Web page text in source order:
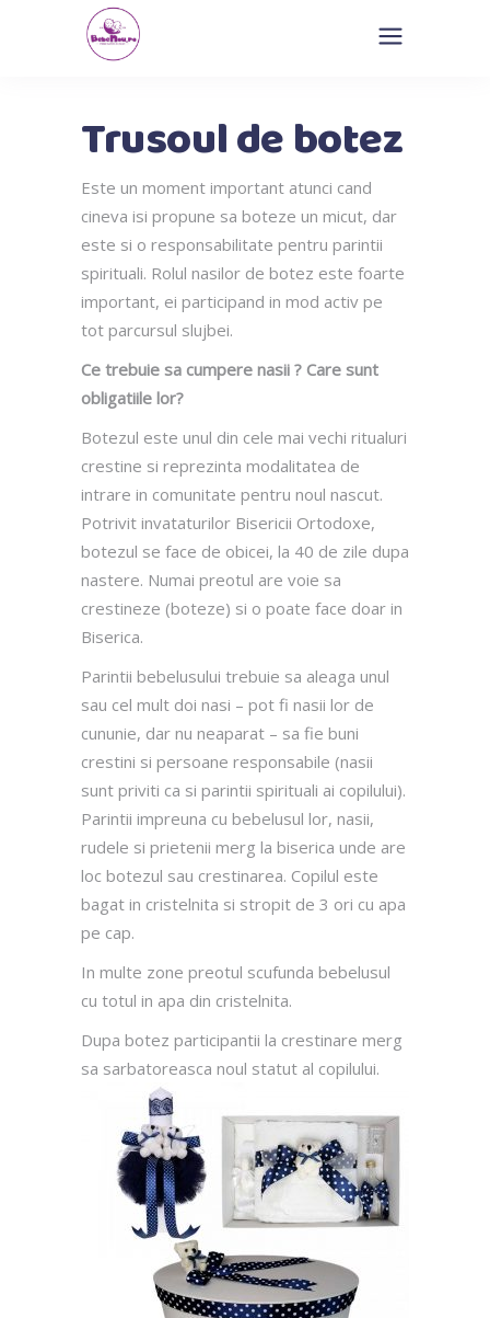
Trusoul de botez
Este un moment important atunci cand
cineva isi propune sa boteze un micut, dar
este si o responsabilitate pentru parintii
spirituali. Rolul nasilor de botez este foarte
important, ei participand in mod activ pe
tot parcursul slujbei.
Ce trebuie sa cumpere nasii ? Care sunt
obligatiile lor?
Botezul este unul din cele mai vechi ritualuri
crestine si reprezinta modalitatea de
intrare in comunitate pentru noul nascut.
Potrivit invataturilor Bisericii Ortodoxe,
botezul se face de obicei, la 40 de zile dupa
nastere. Numai preotul are voie sa
crestineze (boteze) si o poate face doar in
Biserica.
Parintii bebelusului trebuie sa aleaga unul
sau cel mult doi nasi – pot fi nasii lor de
cununie, dar nu neaparat – sa fie buni
crestini si persoane responsabile (nasii
sunt priviti ca si parintii spirituali ai copilului).
Parintii impreuna cu bebelusul lor, nasii,
rudele si prietenii merg la biserica unde are
loc botezul sau crestinarea. Copilul este
bagat in cristelnita si stropit de 3 ori cu apa
pe cap.
In multe zone preotul scufunda bebelusul
cu totul in apa din cristelnita.
Dupa botez participantii la crestinare merg
sa sarbatoreasca noul statut al copilului.